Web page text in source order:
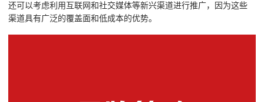
还可以考虑利用互联网和社交媒体等新兴渠道进行推广，因为这些
渠道具有广泛的覆盖面和低成本的优势。